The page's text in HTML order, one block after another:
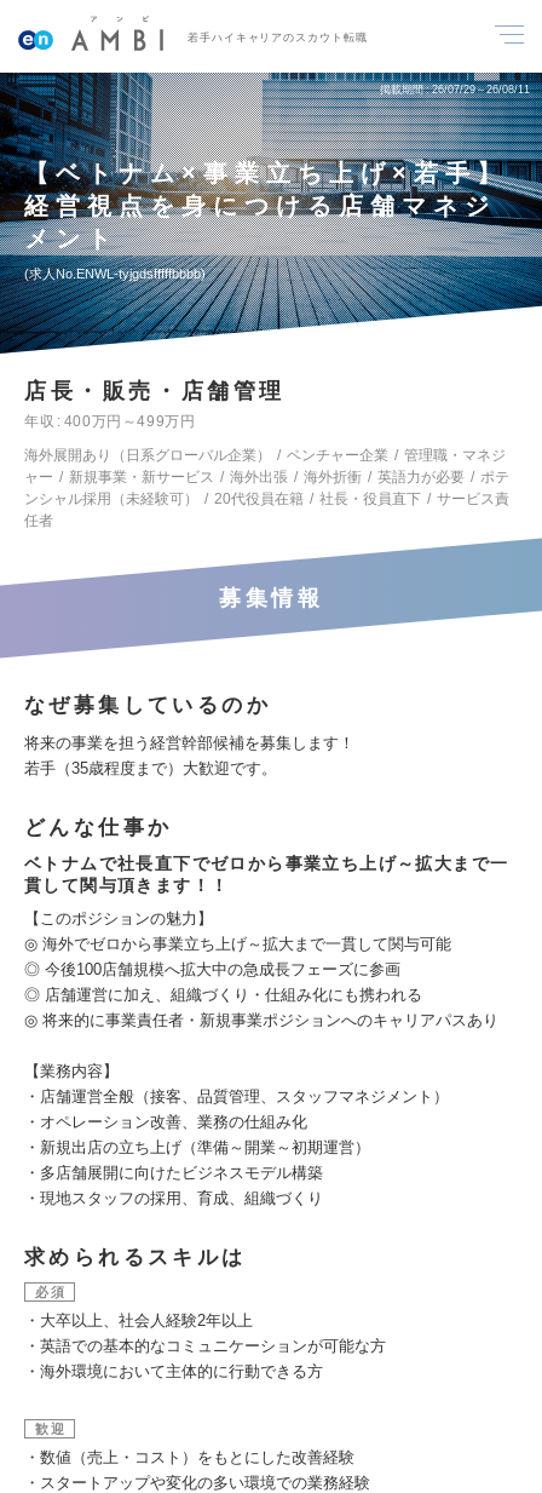
若手ハイキャリアのスカウト転職
掲載期間 26/07/29～26/08/11
【ベトナム×事業立ち上げ×若手】
経営視点を身につける店舗マネジ
メント
求人No.ENWL-tyjgdsfffffbbbb
店長・販売・店舗管理
年収
400万円～499万円
海外展開あり（日系グローバル企業）
ベンチャー企業
管理職・マネジ
ャー
新規事業・新サービス 海外出張 海外折衝 英語力が必要
ポテ
ンシャル採用（未経験可）
20代役員在籍 社長・役員直下
サービス責
任者
募集情報
なぜ募集しているのか
将来の事業を担う経営幹部候補を募集します！
若手（35歳程度まで）大歓迎です。
どんな仕事か
ベトナムで社長直下でゼロから事業立ち上げ～拡大まで一
貫して関与頂きます！！
【このポジションの魅力】
◎ 海外でゼロから事業立ち上げ～拡大まで一貫して関与可能
◎ 今後100店舗規模へ拡大中の急成長フェーズに参画
◎ 店舗運営に加え、組織づくり・仕組み化にも携われる
◎ 将来的に事業責任者・新規事業ポジションへのキャリアパスあり
【業務内容】
・店舗運営全般（接客、品質管理、スタッフマネジメント）
・オペレーション改善、業務の仕組み化
・新規出店の立ち上げ（準備～開業～初期運営）
・多店舗展開に向けたビジネスモデル構築
・現地スタッフの採用、育成、組織づくり
求められるスキルは
必須
・大卒以上、社会人経験2年以上
・英語での基本的なコミュニケーションが可能な方
・海外環境において主体的に行動できる方
歓迎
・数値（売上・コスト）をもとにした改善経験
・スタートアップや変化の多い環境での業務経験